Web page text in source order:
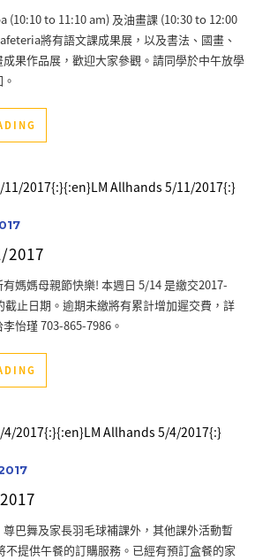
(10:10 to 11:10 am) 及油畫課 (10:30 to 12:00
將有語文課成果展，以及書法、國畫、
果作品展，歡迎大家參觀。請同學於中午放學
2017
媽媽母親節快樂! 本週日 5/14 是繳交2017-
截止日期。逾期未繳將有累計增加遲交費，詳
怡瑾 703-865-7986。
巴舞及家長羽毛球補課外，其他課外活動暫
不提供午餐的訂購服務。已經有預訂盒餐的家